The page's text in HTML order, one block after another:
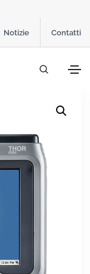
Notizie Contatti